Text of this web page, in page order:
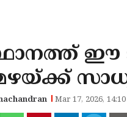
ഈ
Mar 17, 2026,